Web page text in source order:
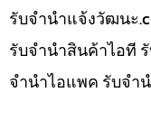
รับจํานําแจ้งวัฒนะ
รับจำนำสินค้าไอที
จำนำไอแพค รับจำ